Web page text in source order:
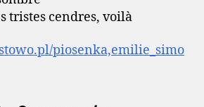
tristes cendres, voilà
piosenka,emilie_simo